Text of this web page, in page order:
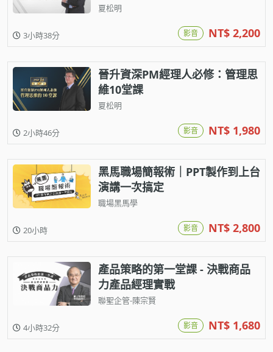
夏松明
3小時38分 影音 NT$ 2,200
晉升資深PM經理人必修：管理思
維10堂課
夏松明
2小時46分 影音 NT$ 1,980
黑馬職場簡報術｜PPT製作到上台
演講一次搞定
職場黑馬學
20小時 影音 NT$ 2,800
產品策略的第一堂課 - 決戰商品
力產品經理實戰
聯聖企管-陳宗賢
4小時32分 影音 NT$ 1,680